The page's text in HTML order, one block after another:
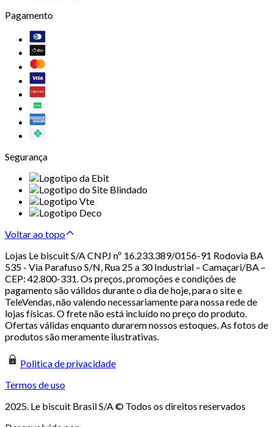
Pagamento
Segurança
Voltar ao topo
Lojas Le biscuit S/A CNPJ nº 16.233.389/0156-91 Rodovia BA
535 - Via Parafuso S/N, Rua 25 a 30 Industrial – Camaçari/BA –
CEP: 42.800-331. Os preços, promoções e condições de
pagamento são válidos durante o dia de hoje, para o site e
TeleVendas, não valendo necessariamente para nossa rede de
lojas físicas. O frete não está incluído no preço do produto.
Ofertas válidas enquanto durarem nossos estoques. As fotos de
produtos são meramente ilustrativas.
Politica de privacidade
Termos de uso
2025. Le biscuit Brasil S/A © Todos os direitos reservados